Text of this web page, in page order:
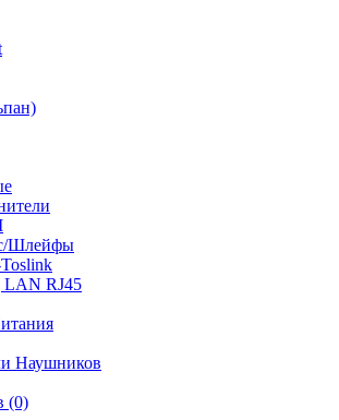
Шлейфы
RJ45
Наушников
(0)